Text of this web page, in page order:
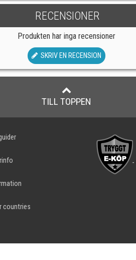
RECENSIONER
Produkten har inga recensioner
SKRIV EN RECENSION
TILL TOPPEN
countries